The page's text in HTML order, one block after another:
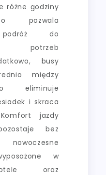
różne godziny
pozwala
podróż do
potrzeb
busy
między
eliminuje
i skraca
jazdy
bez
w
oraz